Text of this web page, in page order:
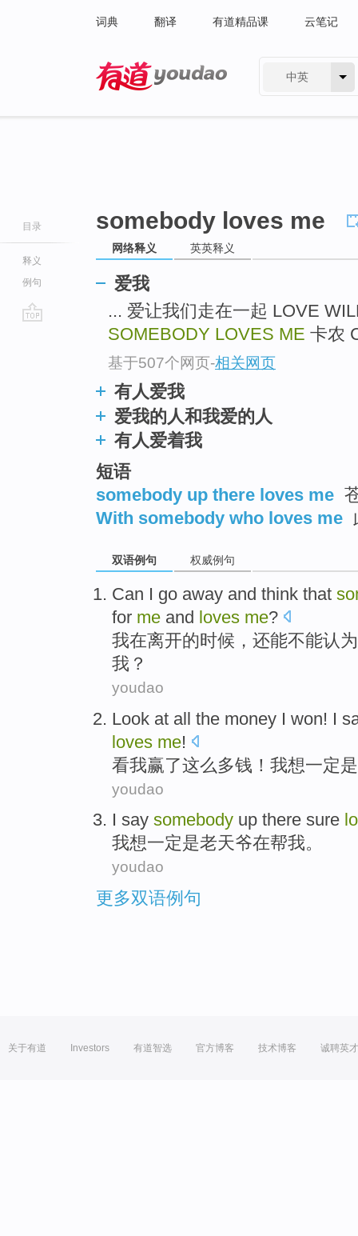
词典 翻译 有道精品课 云笔记
中英
目录
释义
例句
somebody loves me
网络释义 英英释义
爱我
... 爱让我们走在一起 LOVE
SOMEBODY LOVES ME 卡农
基于507个网页-相关网页
有人爱我
爱我的人和我爱的人
有人爱着我
短语
somebody up there loves me
With somebody who loves me
双语例句 权威例句
Can I go away and think that
for me and loves me?
我在离开的时候， 还能不能认为
我？
youdao
Look at all the money I won! I
loves me!
看我赢了这么多钱 ！我想一定
youdao
I say somebody up there sure
我想一定是老天爷在帮我。
youdao
更多双语例句
关于有道 Investors 有道智选 官方博客 技术博客 诚聘英才